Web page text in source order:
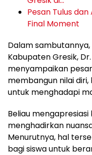
Pesan Tulus
Final Moment
Dalam sambutannya,
Kabupaten Gresik, Dr.
menyampaikan
membangun nilai
untuk menghadapi
Beliau
menghadirkan
Menurutnya, hal
bagi siswa untuk